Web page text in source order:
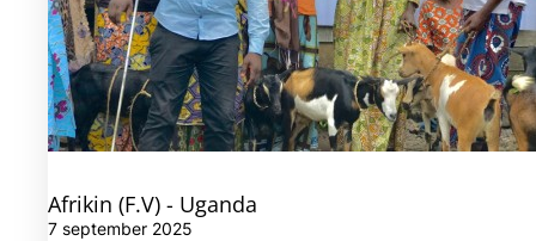
Afrikin (F.V) - Uganda
7 september 2025